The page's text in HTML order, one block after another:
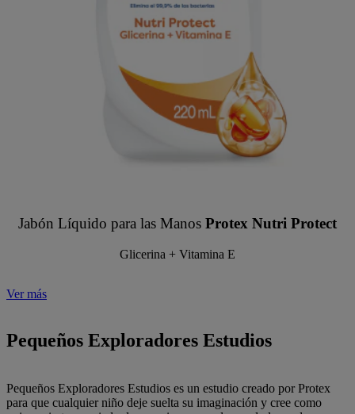
Jabón Líquido para las Manos Protex Nutri Protect
Glicerina + Vitamina E
Ver más
Pequeños Exploradores Estudios
Pequeños Exploradores Estudios es un estudio creado por Protex
para que cualquier niño deje suelta su imaginación y cree como